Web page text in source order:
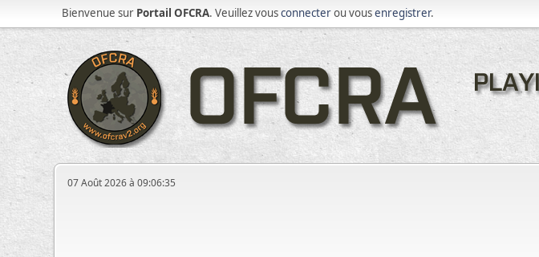
Bienvenue sur Portail OFCRA. Veuillez vousconnecterou vousenregistrer.
07 Août 2026 à 09:06:35